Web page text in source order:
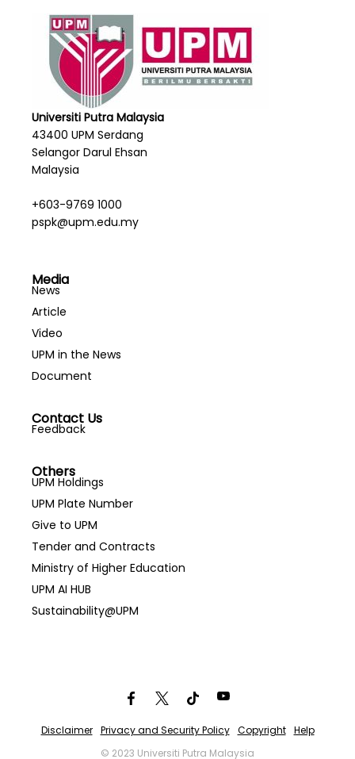
Universiti Putra Malaysia
43400 UPM Serdang
Selangor Darul Ehsan
Malaysia
+603-9769 1000
pspk@upm.edu.my
Media
News
Article
Video
UPM in the News
Document
Contact Us
Feedback
Others
UPM Holdings
UPM Plate Number
Give to UPM
Tender and Contracts
Ministry of Higher Education
UPM AI HUB
Sustainability@UPM
Disclaimer Privacy and Security Policy Copyright
Help
© 2023 Universiti Putra Malaysia